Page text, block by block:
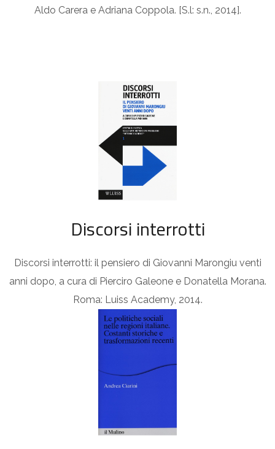
Aldo Carera e Adriana Coppola. [S.l: s.n., 2014].
Discorsi interrotti
Discorsi interrotti: il pensiero di Giovanni Marongiu venti
anni dopo, a cura di Pierciro Galeone e Donatella Morana.
Roma: Luiss Academy, 2014.